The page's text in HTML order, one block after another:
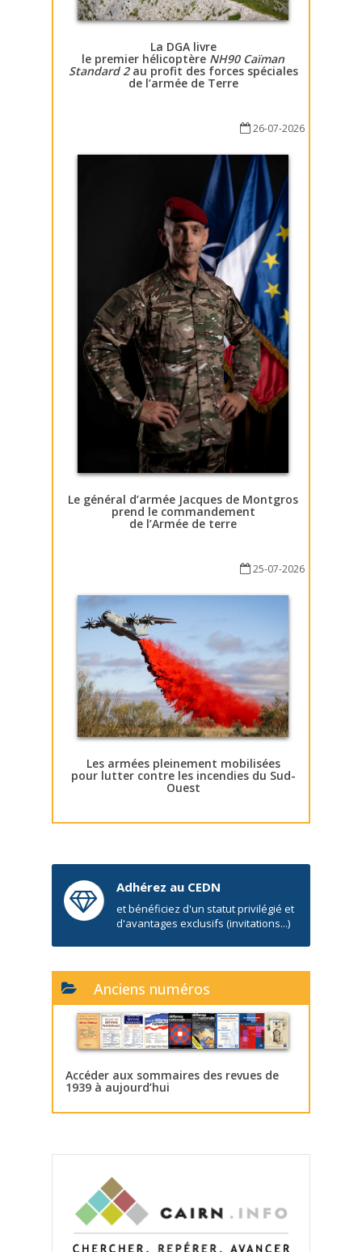
La DGA livre
le premier hélicoptère NH90 Caïman
Standard 2au profit des forces spéciales
de l’armée de Terre
26-07-2026
Le général d’armée Jacques de Montgros
prend le commandement
de l’Armée de terre
25-07-2026
Les armées pleinement mobilisées
pour lutter contre les incendies du Sud-
Ouest
Adhérez au CEDN
et bénéficiez d'un statut privilégié et
d'avantages exclusifs (invitations...)
Anciens numéros
Accéder aux sommaires des revues de
1939 à aujourd’hui